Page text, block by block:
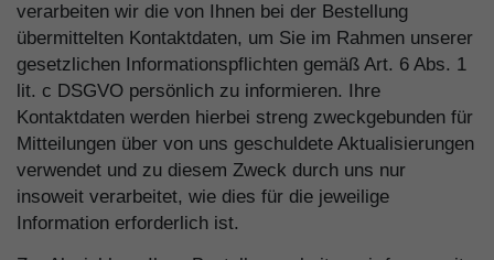
verarbeiten wir die von Ihnen bei der Bestellung
übermittelten Kontaktdaten, um Sie im Rahmen unserer
gesetzlichen Informationspflichten gemäß Art. 6 Abs. 1
lit. c DSGVO persönlich zu informieren. Ihre
Kontaktdaten werden hierbei streng zweckgebunden für
Mitteilungen über von uns geschuldete Aktualisierungen
verwendet und zu diesem Zweck durch uns nur
insoweit verarbeitet, wie dies für die jeweilige
Information erforderlich ist.